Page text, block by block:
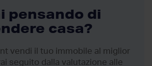
pensando di
casa?
vendi il tuo immobile al miglior
seguito dalla valutazione alle